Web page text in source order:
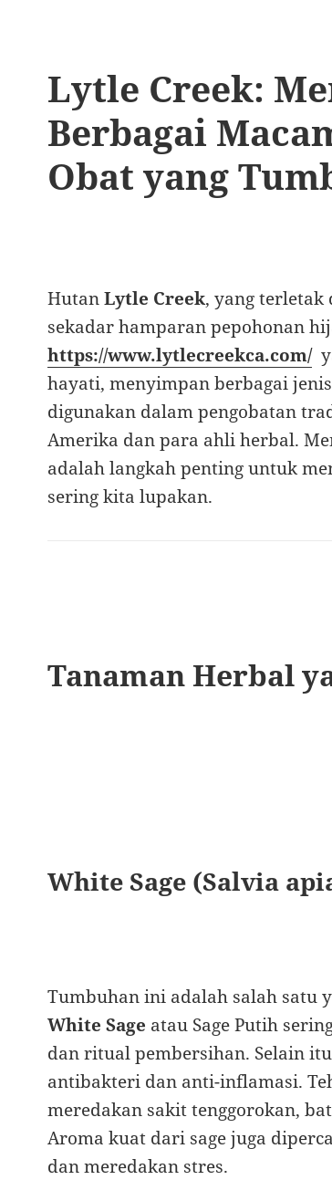
Lytle Creek:
Berbagai
Obat yang
HutanLytle Creek, yang terletak
sekadar hamparan pepohonan
https://www.lytlecreekca.com/
hayati, menyimpan berbagai
digunakan dalam pengobatan
Amerika dan para ahli herbal.
adalah langkah penting untuk
sering kita lupakan.
Tanaman Herbal
White Sage (Salvia
Tumbuhan ini adalah salah satu
White Sage atau Sage Putih
dan ritual pembersihan. Selain
antibakteri dan anti-inflamasi.
meredakan sakit tenggorokan,
Aroma kuat dari sage juga
dan meredakan stres.